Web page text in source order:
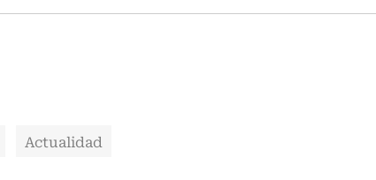
Actualidad